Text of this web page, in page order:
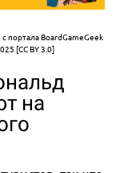
с портала BoardGameGeek
[CC BY 3.0]
на